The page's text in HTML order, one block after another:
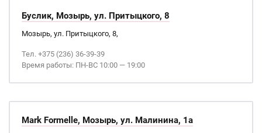
Буслик, Мозырь, ул. Притыцкого, 8
Мозырь, ул. Притыцкого, 8,
Тел. +375 (236) 36-39-39
Время работы: ПН-ВС 10:00 — 19:00
Mark Formelle, Мозырь, ул. Малинина, 1а